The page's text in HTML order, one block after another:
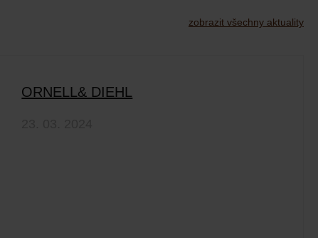
zobrazit všechny aktuality
ORNELL& DIEHL